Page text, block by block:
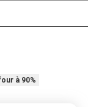
à 90%